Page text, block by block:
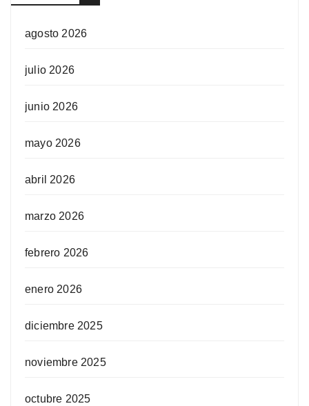
agosto 2026
julio 2026
junio 2026
mayo 2026
abril 2026
marzo 2026
febrero 2026
enero 2026
diciembre 2025
noviembre 2025
octubre 2025